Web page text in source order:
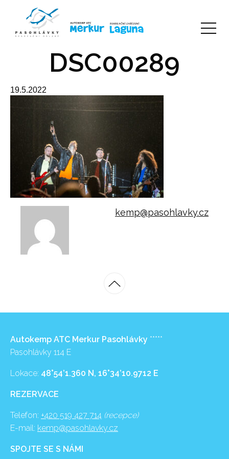
DSC00289
19.5.2022
kemp@pasohlavky.cz
Autokemp ATC Merkur Pasohlávky *****
Pasohlávky 114 E
Lokace: 48°54’1.360 N, 16°34’10.9712 E
REZERVACE
Telefon: +420 519 427 714 (recepce)
E-mail: kemp@pasohlavky.cz
SPOJTE SE S NÁMI